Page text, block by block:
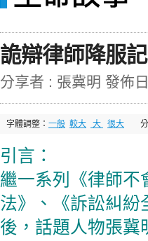
詭辯律師降服記
分享者 : 張冀明 發佈
字體調整： 一般 較大 大 很大
引言：
繼一系列《律師不
法》、《訴訟糾紛
後，話題人物張冀